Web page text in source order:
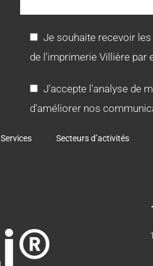
Je souhaite recevoir
de l'imprimerie Villière par
J'accepte l'analyse de
d'améliorer nos
Services Secteurs d’activités